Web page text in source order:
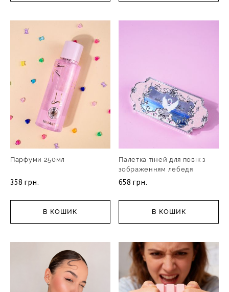
Парфуми 250мл
358 грн.
В КОШИК
Палетка тіней для повік з
зображенням лебедя
658 грн.
В КОШИК